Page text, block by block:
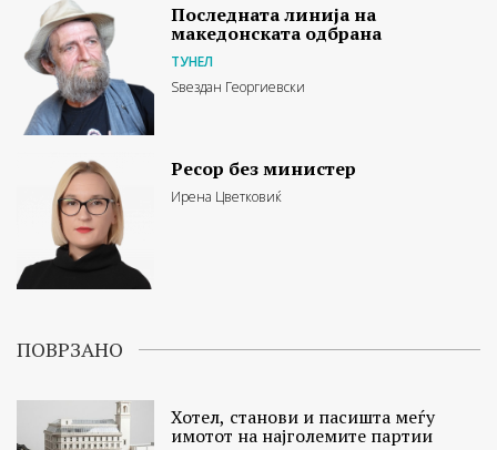
Последната линија на
македонската одбрана
ТУНЕЛ
Ѕвездан Георгиевски
Ресор без министер
Ирена Цветковиќ
ПОВРЗАНО
Хотел, станови и пасишта меѓу
имотот на најголемите партии